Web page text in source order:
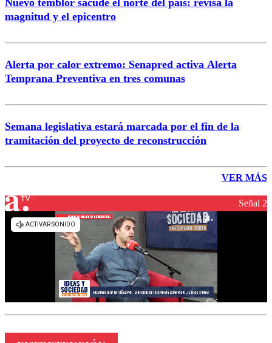
magnitud y el epicentro
Alerta por calor extremo: Senapred activa Alerta
Temprana Preventiva en tres comunas
Semana legislativa estará marcada por el fin de la
tramitación del proyecto de reconstrucción
VER MÁS
Señal 2